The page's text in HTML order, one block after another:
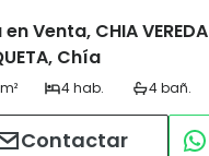
Venta, CHIA VEREDA
Chía
Contactar